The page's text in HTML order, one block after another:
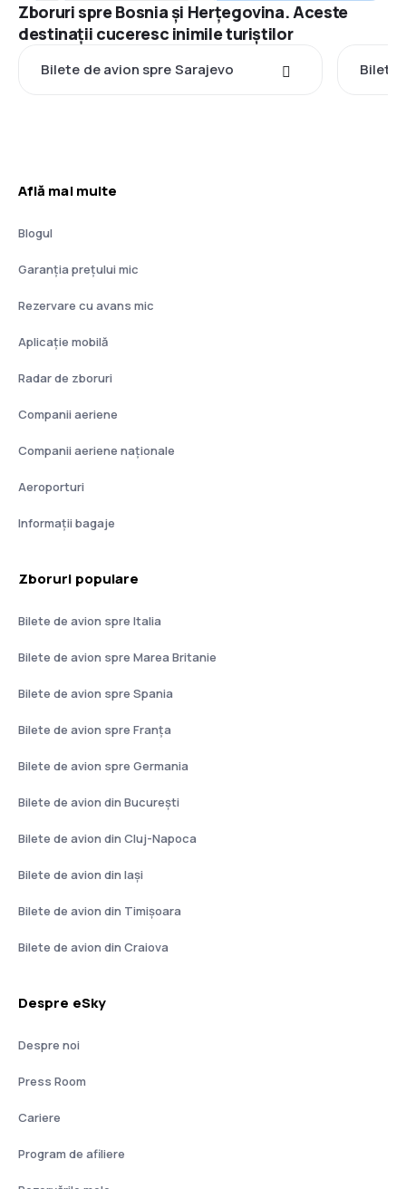
Zboruri spre Bosnia și Herțegovina. Aceste
destinații cuceresc inimile turiștilor
Bilete de avion spre Sarajevo Bilete
Află mai multe
Blogul
Garanția prețului mic
Rezervare cu avans mic
Aplicație mobilă
Radar de zboruri
Companii aeriene
Companii aeriene naţionale
Aeroporturi
Informații bagaje
Zboruri populare
Bilete de avion spre Italia
Bilete de avion spre Marea Britanie
Bilete de avion spre Spania
Bilete de avion spre Franţa
Bilete de avion spre Germania
Bilete de avion din București
Bilete de avion din Cluj-Napoca
Bilete de avion din Iași
Bilete de avion din Timișoara
Bilete de avion din Craiova
Despre eSky
Despre noi
Press Room
Cariere
Program de afiliere